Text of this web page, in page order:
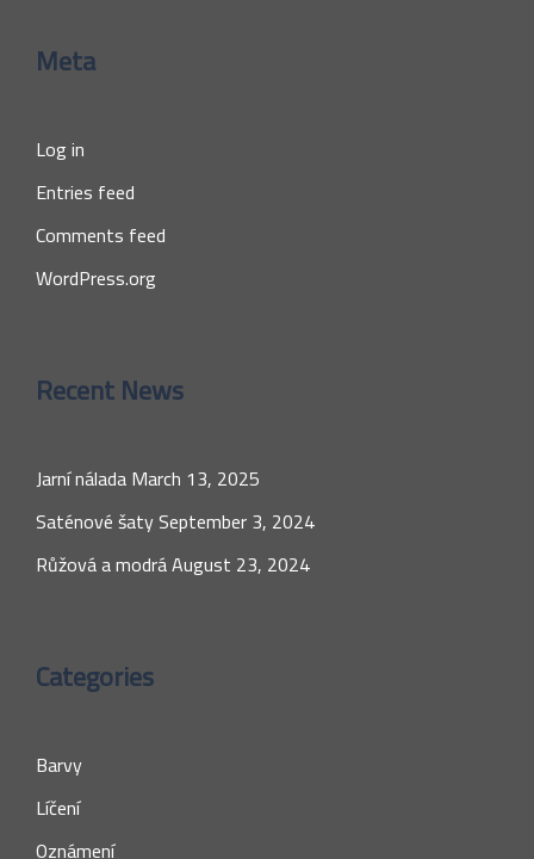
Meta
Log in
Entries feed
Comments feed
WordPress.org
Recent News
Jarní náladaMarch 13, 2025
Saténové šatySeptember 3, 2024
Růžová a modráAugust 23, 2024
Categories
Barvy
Líčení
Oznámení